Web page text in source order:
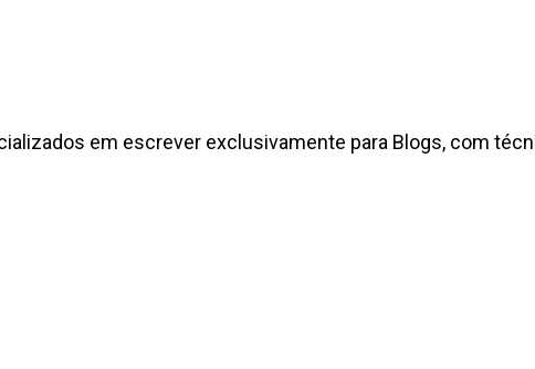
em escrever exclusivamente para Blogs, com